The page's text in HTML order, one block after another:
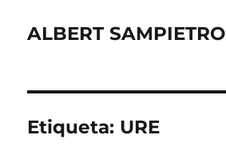
ALBERT SAMPIETRO
Etiqueta: URE